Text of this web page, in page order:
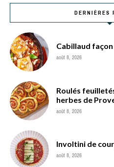
DERNIÈRES
Cabillaud
août 8, 2026
Roulés
herbes de
août 8, 2026
Involtini de
août 8, 2026